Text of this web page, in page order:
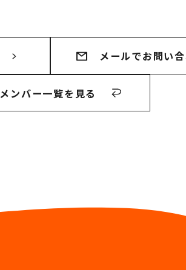
メールでお問い
メンバー一覧を見る